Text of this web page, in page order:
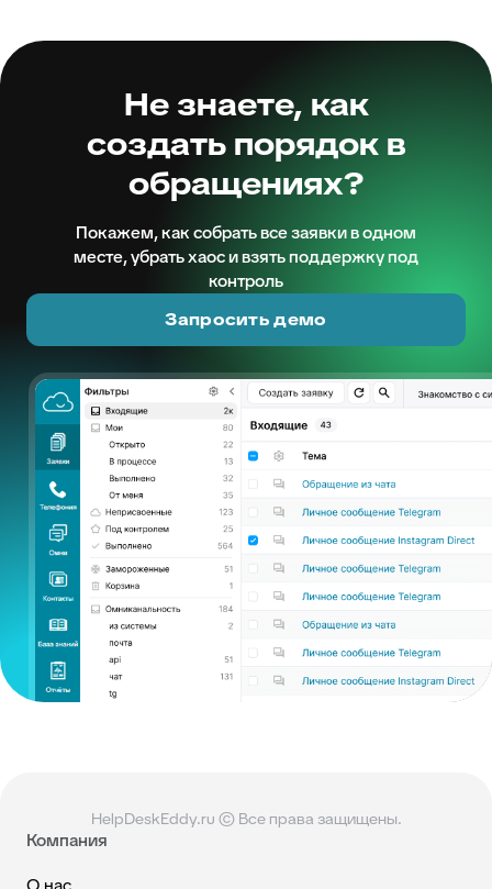
Не знаете, как
создать порядок в
обращениях?
Покажем, как собрать все заявки в одном
месте, убрать хаос и взять поддержку под
контроль
Запросить демо
HelpDeskEddy.ru © Все права защищены.
Компания